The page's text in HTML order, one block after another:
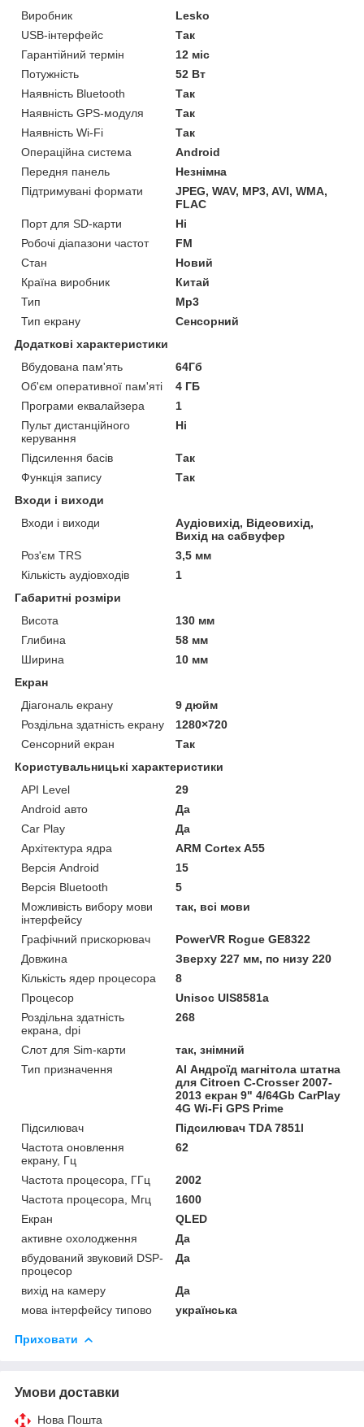
Виробник
Lesko
USB-інтерфейс
Так
Гарантійний термін
12 міс
Потужність
52 Вт
Наявність Bluetooth
Так
Наявність GPS-модуля
Так
Наявність Wi-Fi
Так
Операційна система
Android
Передня панель
Незнімна
Підтримувані формати
JPEG, WAV, MP3, AVI, WMA,
FLAC
Порт для SD-карти
Ні
Робочі діапазони частот
FM
Стан
Новий
Країна виробник
Китай
Тип
Mp3
Тип екрану
Сенсорний
Додаткові характеристики
Вбудована пам'ять
64Гб
Об'єм оперативної пам'яті
4 ГБ
Програми еквалайзера
1
Пульт дистанційного
керування
Ні
Підсилення басів
Так
Функція запису
Так
Входи і виходи
Входи і виходи
Аудіовихід, Відеовихід,
Вихід на сабвуфер
Роз'єм TRS
3,5 мм
Кількість аудіовходів
1
Габаритні розміри
Висота
130 мм
Глибина
58 мм
Ширина
10 мм
Екран
Діагональ екрану
9 дюйм
Роздільна здатність екрану
1280×720
Сенсорний екран
Так
Користувальницькі характеристики
API Level
29
Android авто
Да
Car Play
Да
Архітектура ядра
ARM Cortex A55
Версія Android
15
Версія Bluetooth
5
Можливість вибору мови
інтерфейсу
так, всі мови
Графічний прискорювач
PowerVR Rogue GE8322
Довжина
Зверху 227 мм, по низу 220
Кількість ядер процесора
8
Процесор
Unisoc UIS8581a
Роздільна здатність
екрана, dpi
268
Слот для Sim-карти
так, знімний
Тип призначення
Al Андроїд магнітола штатна
для Citroen C-Crosser 2007-
2013 екран 9" 4/64Gb CarPlay
4G Wi-Fi GPS Prime
Підсилювач
Підсилювач TDA 7851l
Частота оновлення
екрану, Гц
62
Частота процесора, ГГц
2002
Частота процесора, Мгц
1600
Екран
QLED
активне охолодження
Да
вбудований звуковий DSP-
процесор
Да
вихід на камеру
Да
мова інтерфейсу типово
українська
Приховати
Умови доставки
Нова Пошта